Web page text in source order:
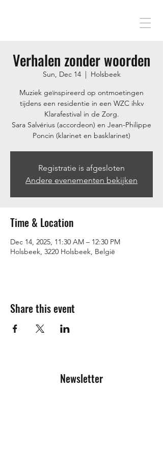
Verhalen zonder woorden
Sun, Dec 14
  |
Holsbeek
Muziek geïnspireerd op ontmoetingen
tijdens een residentie in een WZC ihkv
Klarafestival in de Zorg.
Sara Salvérius (accordeon) en Jean-Philippe
Poncin (klarinet en basklarinet)
Registratie is afgesloten
Andere evenementen bekijken
Time & Location
Dec 14, 2025, 11:30 AM – 12:30 PM
Holsbeek, 3220 Holsbeek, België
Share this event
Newsletter